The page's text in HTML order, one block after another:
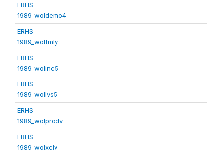
ERHS
1989_woldemo4
ERHS
1989_wolfmly
ERHS
1989_wolinc5
ERHS
1989_wollvs5
ERHS
1989_wolprodv
ERHS
1989_wolxcly